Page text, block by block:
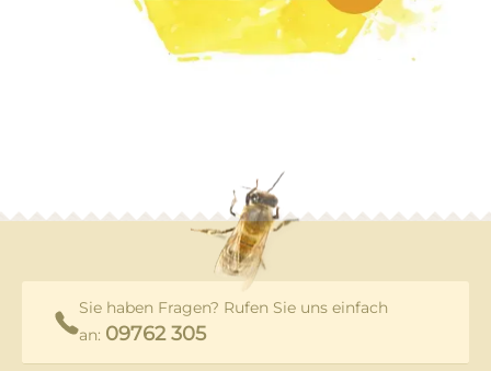
Sie haben Fragen? Rufen Sie uns einfach
an: 09762 305